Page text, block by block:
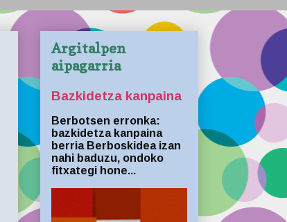
Argitalpen
aipagarria
Bazkidetza kanpaina
Berbotsen erronka:
bazkidetza kanpaina
berria Berboskidea izan
nahi baduzu, ondoko
fitxategi hone...